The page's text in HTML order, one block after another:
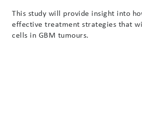
This study will provide insight into
effective treatment strategies that
cells in GBM tumours.